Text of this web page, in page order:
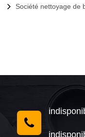
Société nettoyage de